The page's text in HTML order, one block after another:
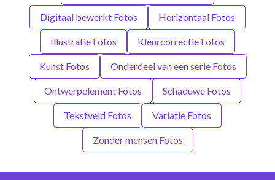
Digitaal bewerkt Fotos Horizontaal Fotos
Illustratie Fotos Kleurcorrectie Fotos
Kunst Fotos Onderdeel van een serie Fotos
Ontwerpelement Fotos Schaduwe Fotos
Tekstveld Fotos Variatie Fotos
Zonder mensen Fotos